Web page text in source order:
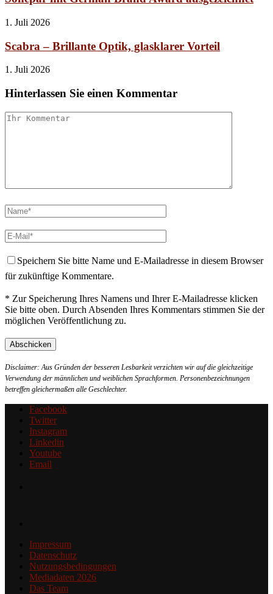
1. Juli 2026
Scabra – Brillante Optik, glasklarer Vorteil
1. Juli 2026
Hinterlassen Sie einen Kommentar
Speichern Sie bitte Name und E-Mailadresse in diesem Browser
für zukünftige Kommentare.
* Zur Speicherung Ihres Namens und Ihrer E-Mailadresse klicken
Sie bitte oben. Durch Absenden Ihres Kommentars stimmen Sie der
möglichen Veröffentlichung zu.
Disclaimer: Aus Gründen der besseren Lesbarkeit verzichten wir auf die gleichzeitige
Verwendung der männlichen und weiblichen Sprachformen. Personenbezeichnungen
betreffen gleichermaßen alle Geschlechter.
Facebook
Twitter
Instagram
Linkedin
Youtube
Email
Impressum
Datenschutz
Nutzungsbedingungen
Mediadaten 2026
Das Team